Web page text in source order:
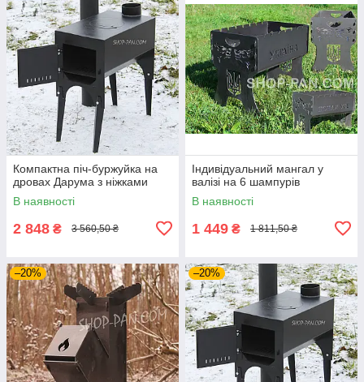
Компактна піч-буржуйка на
дровах Дарума з ніжками
В наявності
2 848 ₴ 3 560,50 ₴
Індивідуальний мангал у
валізі на 6 шампурів
В наявності
1 449 ₴ 1 811,50 ₴
–20% –20%